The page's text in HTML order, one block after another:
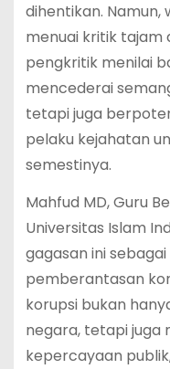
dihentikan.
menuai kritik tajam
pengkritik menilai
mencederai
tetapi juga
pelaku kejahatan
semestinya.
Mahfud MD, Guru
Universitas Islam
gagasan ini
pemberantasan
korupsi bukan
negara, tetapi juga
kepercayaan